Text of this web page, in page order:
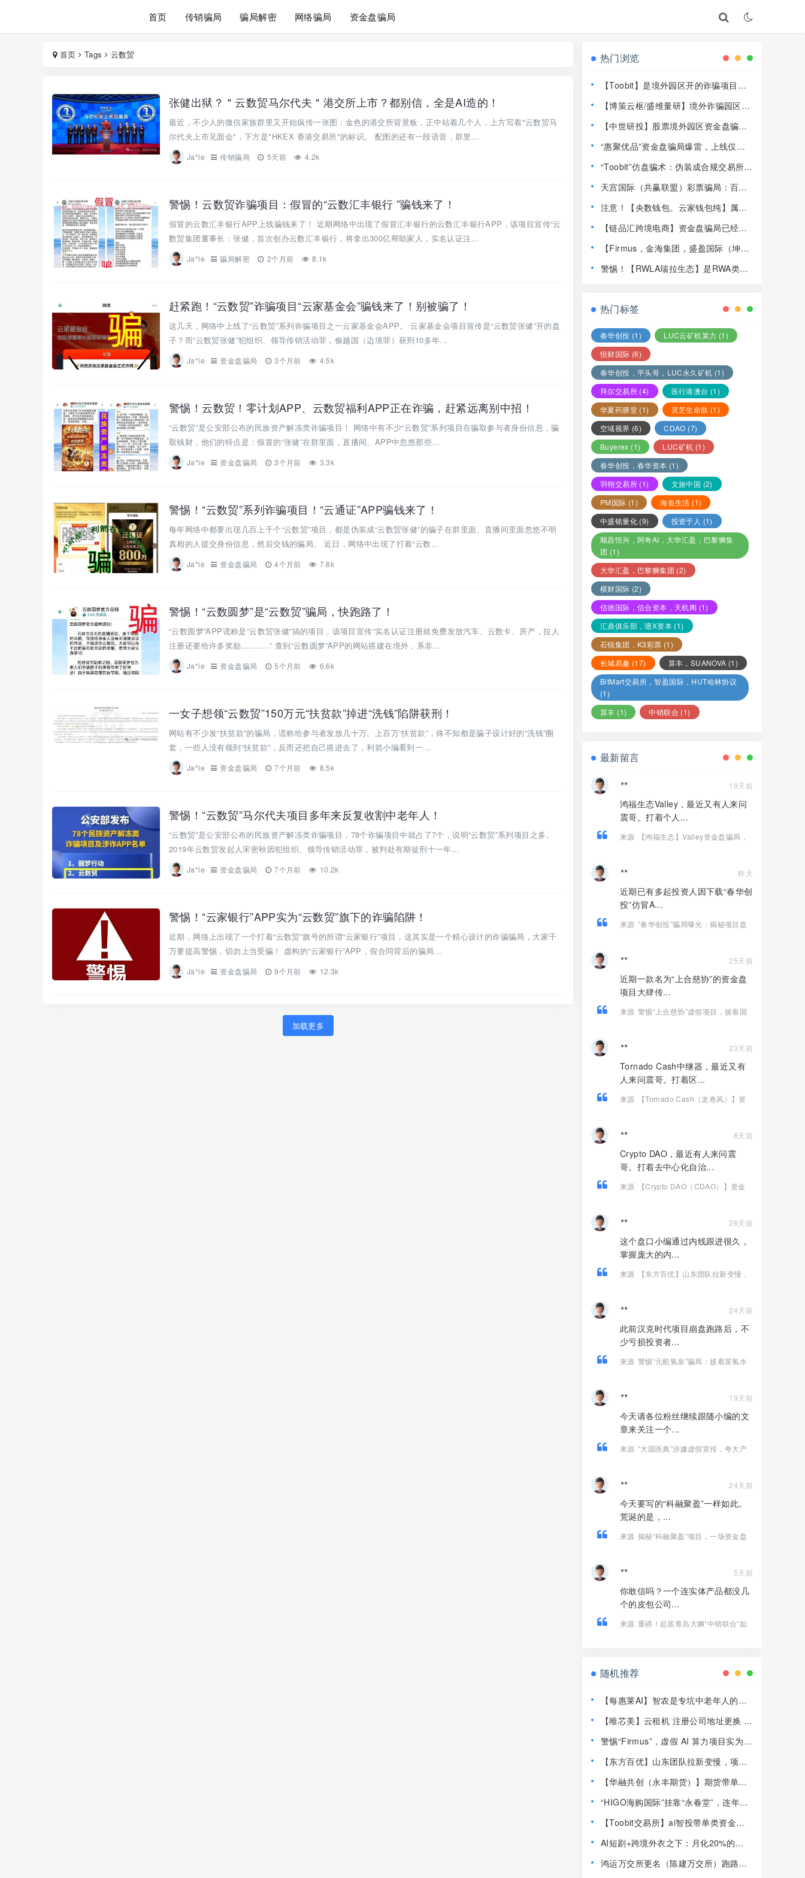
首页 传销骗局 骗局解密 网络骗局 资金盘骗局
首页 Tags 云数贸
张健出狱？＂云数贸马尔代夫＂港交所上市？都别信，全是AI造的！
最近，不少人的微信家族群里又开始疯传一张图：金色的港交所背景板，正中站着几个人，上方写着"云数贸马
尔代夫上市见面会"，下方是"HKEX 香港交易所"的标识。 配图的还有一段语音，群里...
Ja*ie 传销骗局 5天前 4.2k
警惕！云数贸诈骗项目：假冒的“云数汇丰银行 ”骗钱来了！
假冒的云数汇丰银行APP上线骗钱来了！ 近期网络中出现了假冒汇丰银行的云数汇丰银行APP，该项目宣传“云
数贸集团董事长：张健，首次创办云数汇丰银行，将拿出300亿帮助家人，实名认证注...
Ja*ie 骗局解密 2个月前 8.1k
赶紧跑！“云数贸”诈骗项目“云家基金会”骗钱来了！别被骗了！
这几天，网络中上线了“云数贸”系列诈骗项目之一云家基金会APP。 云家基金会项目宣传是“云数贸张健”开的盘
子？而“云数贸张健”犯组织、领导传销活动罪，偷越国（边境罪）获刑10多年...
Ja*ie 资金盘骗局 3个月前 4.5k
警惕！云数贸！零计划APP、云数贸福利APP正在诈骗，赶紧远离别中招！
“云数贸”是公安部公布的民族资产解冻类诈骗项目！ 网络中有不少“云数贸”系列项目在骗取参与者身份信息，骗
取钱财，他们的特点是：假冒的“张健”在群里面，直播间、APP中忽悠那些...
Ja*ie 资金盘骗局 3个月前 3.3k
警惕！“云数贸”系列诈骗项目！“云通证”APP骗钱来了！
每年网络中都要出现几百上千个“云数贸”项目，都是伪装成“云数贸张健”的骗子在群里面、直播间里面忽悠不明
真相的人提交身份信息，然后交钱的骗局。 近日，网络中出现了打着“云数...
Ja*ie 资金盘骗局 4个月前 7.8k
警惕！“云数圆梦”是“云数贸”骗局，快跑路了！
“云数圆梦”APP谎称是“云数贸张健”搞的项目，该项目宣传“实名认证注册就免费发放汽车、云数卡、房产，拉人
注册还要给许多奖励...........” 查到“云数圆梦”APP的网站搭建在境外，系非...
Ja*ie 资金盘骗局 5个月前 6.6k
一女子想领“云数贸”150万元“扶贫款”掉进“洗钱”陷阱获刑！
网站有不少发“扶贫款”的骗局，谎称给参与者发放几十万、上百万“扶贫款”，殊不知都是骗子设计好的“洗钱”圈
套，一些人没有领到“扶贫款”，反而还把自己搭进去了，利箭小编看到一...
Ja*ie 资金盘骗局 7个月前 8.5k
警惕！“云数贸”马尔代夫项目多年来反复收割中老年人！
“云数贸”是公安部公布的民族资产解冻类诈骗项目，78个诈骗项目中就占了7个，说明“云数贸”系列项目之多。
2019年云数贸发起人宋密秋因犯组织、领导传销活动罪，被判处有期徒刑十一年...
Ja*ie 资金盘骗局 7个月前 10.2k
警惕！“云家银行”APP实为“云数贸”旗下的诈骗陷阱！
近期，网络上出现了一个打着“云数贸”旗号的所谓“云家银行”项目，这其实是一个精心设计的诈骗骗局，大家千
万要提高警惕，切勿上当受骗！ 虚构的“云家银行”APP，假合同背后的骗局...
Ja*ie 资金盘骗局 9个月前 12.3k
加载更多
热门浏览
【Toobit】是境外园区开的诈骗项目，
【博策云枢/盛维量研】境外诈骗园区开
【中世研投】股票境外园区资金盘骗
章，高度预警，崩盘在即！
“惠聚优品”资金盘骗局爆雷，上线仅半
“Toobit”仿盘骗术：伪装成合规交易所，
骗局！
天宫国际（共赢联盟）彩票骗局：百景
型的杀猪盘，远离！
注意！【央数钱包、云家钱包纯】属民
【链品汇跨境电商】资金盘骗局已经崩
【Firmus，金海集团，盛盈国际（坤宇
局，赶紧远离！
警惕！【RWLA瑞拉生态】是RWA类资
热门标签
春华创投 (1) LUC云矿机算力 (1)
恒财国际 (6)
春华创投，平头哥，LUC永久矿机 (1)
拜尔交易所 (4) 医行港澳台 (1)
华夏药膳堂 (1) 灵芝生命肽 (1)
空域视界 (6) CDAO (7)
Buyerex (1) LUC矿机 (1)
春华创投，春华资本 (1)
羽翎交易所 (1) 文旅中国 (2)
PM国际 (1) 海鱼生活 (1)
中盛铭量化 (9) 投资于人 (1)
顺昌恒兴，阿奇AI，大华汇盈，巴黎狮集
团 (1)
大华汇盈，巴黎狮集团 (2)
横财国际 (2)
信德国际，信合资本，天机阁 (1)
汇鼎俱乐部，瑭X资本 (1)
石锐集团，K3彩票 (1)
长城易趣 (17) 算丰，SUANOVA (1)
BitMart交易所，智盈国际，HUT哈林协议
(1)
算丰 (1) 中销联合 (1)
最新留言
** 19天前
鸿福生态Valley，最近又有人来问
震哥。打着个人...
来源
【鸿福生态】Valley资金盘骗局，
** 昨天
近期已有多起投资人因下载“春华创
投”仿冒A...
来源 “春华创投”骗局曝光：揭秘项目盘
** 25天前
近期一款名为“上合慈协”的资金盘
项目大肆传...
来源 警惕“上合慈协”虚假项目，披着国
** 23天前
Tornado Cash中继器，最近又有
人来问震哥。打着区...
来源
【Tornado Cash（龙卷风）】资
** 8天前
Crypto DAO，最近有人来问震
哥。打着去中心化自治...
来源
【Crypto DAO（CDAO）】资金
** 28天前
这个盘口小编通过内线跟进很久，
掌握庞大的内...
来源
【东方百优】山东团队拉新变慢，
** 24天前
此前汉克时代项目崩盘跑路后，不
少亏损投资者...
来源 警惕“元航氢泉”骗局：披着富氢水
** 19天前
今天请各位粉丝继续跟随小编的文
章来关注一个...
来源 “大国医典”涉嫌虚假宣传，夸大产
** 24天前
今天要写的“科融聚盈”一样如此。
荒诞的是，...
来源 揭秘“科融聚盈”项目，一场资金盘
** 5天前
你敢信吗？一个连实体产品都没几
个的皮包公司...
来源 重磅！起底青岛大狮“中销联合”如
随机推荐
【每惠莱AI】智农是专坑中老年人的农
【唯芯美】云租机 注册公司地址更换 新
成最后的收割！
警惕“Firmus”，虚假 AI 算力项目实为庞
【东方百优】山东团队拉新变慢，项目
骨”！
【华融共创（永丰期货）】期货带单类
“HIGO海购国际”挂靠“永春堂”，连年亏
人！
【Toobit交易所】ai智投带单类资金盘
离！
AI短剧+跨境外衣之下：月化20%的
的
鸿运万交所更名（陈建万交所）跑路前